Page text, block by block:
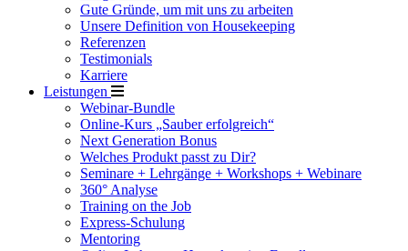
Gute Gründe, um mit uns zu arbeiten
Unsere Definition von Housekeeping
Referenzen
Testimonials
Karriere
Leistungen
Webinar-Bundle
Online-Kurs „Sauber erfolgreich“
Next Generation Bonus
Welches Produkt passt zu Dir?
Seminare + Lehrgänge + Workshops + Webinare
360° Analyse
Training on the Job
Express-Schulung
Mentoring